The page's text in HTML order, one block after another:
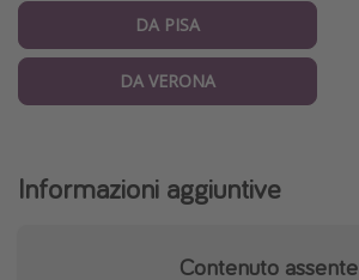
DA PISA
DA VERONA
Informazioni aggiuntive
Contenuto assente